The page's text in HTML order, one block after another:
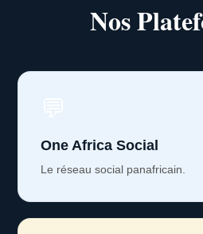
Nos
One Africa Social
Le réseau social panafricain.